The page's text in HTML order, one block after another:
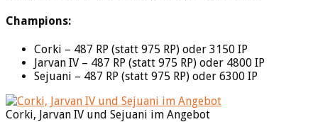
Champions:
Corki – 487 RP (statt 975 RP) oder 3150 IP
Jarvan IV – 487 RP (statt 975 RP) oder 4800 IP
Sejuani – 487 RP (statt 975 RP) oder 6300 IP
Corki, Jarvan IV und Sejuani im Angebot